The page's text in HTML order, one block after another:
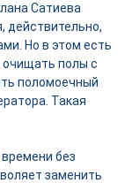
Сатиева
Но в этом есть
полы с
поломоечный
Такая
без
заменить